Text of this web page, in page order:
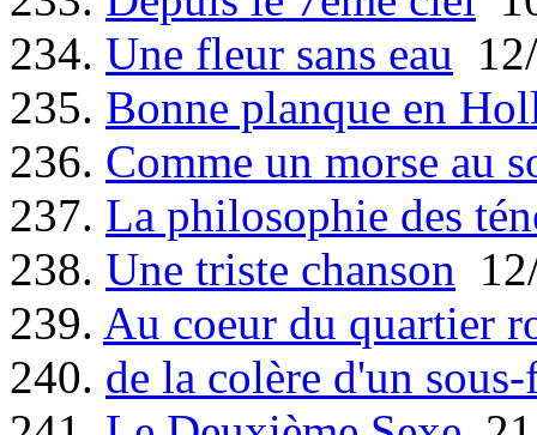
234. Une fleur sans eau
235. Bonne planque en
236. Comme un morse au
237. La philosophie des
238. Une triste chanson
239. Au coeur du quartier
240. de la colère d'un